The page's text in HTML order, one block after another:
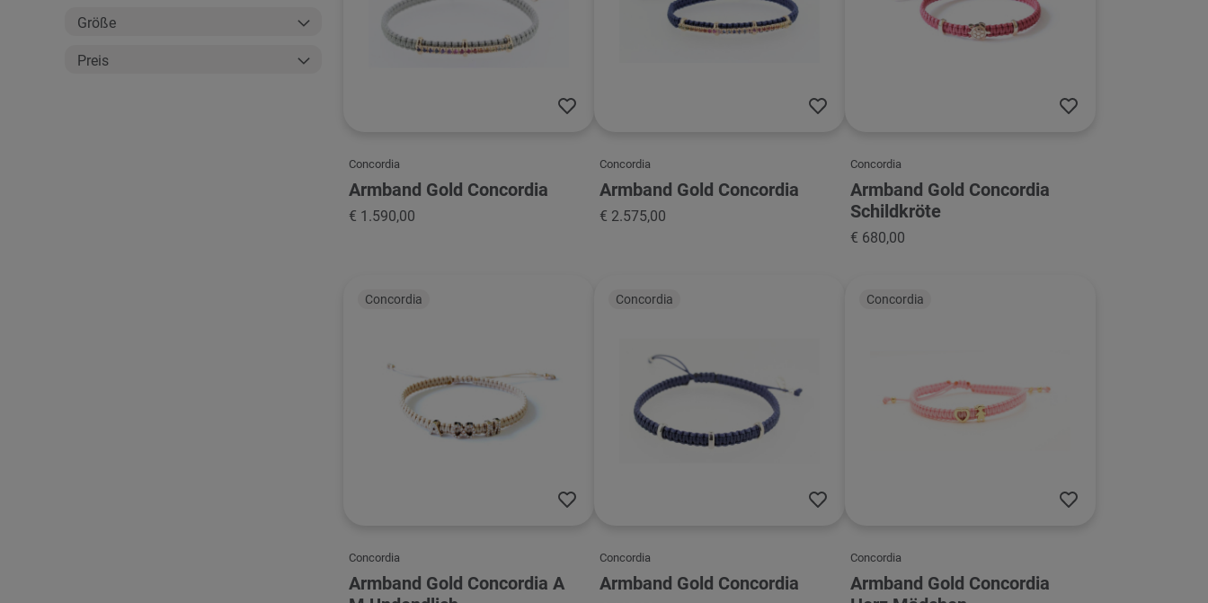
Concordia
Armband Gold Concordia
€ 1.590,00
Concordia
Armband Gold Concordia
€ 2.575,00
Concordia
Armband Gold Concordia
Schildkröte
€ 680,00
Concordia
Concordia
Armband Gold Concordia A
Concordia
Concordia
Armband Gold Concordia
Concordia
Concordia
Armband Gold Concordia
Größe
Preis